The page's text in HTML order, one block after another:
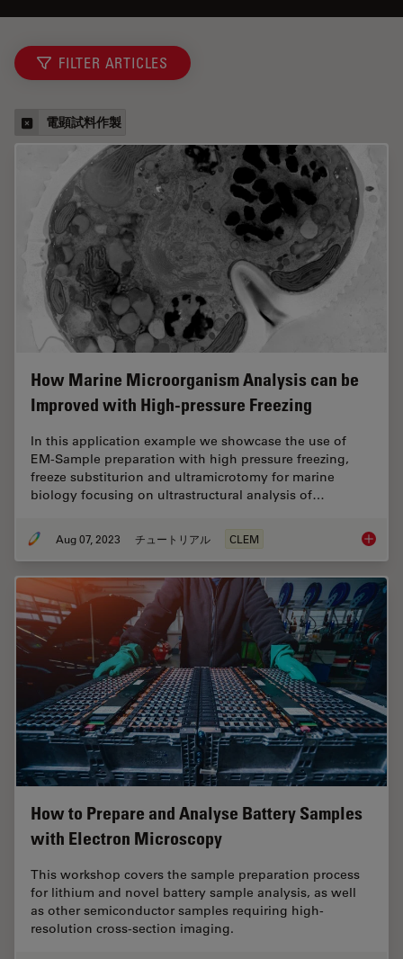
FILTER ARTICLES
電顕試料作製
How Marine Microorganism Analysis can be
Improved with High-pressure Freezing
In this application example we showcase the use of
EM-Sample preparation with high pressure freezing,
freeze substiturion and ultramicrotomy for marine
biology focusing on ultrastructural analysis of…
Aug 07, 2023 チュートリアル CLEM How
How to Prepare and Analyse Battery Samples
with Electron Microscopy
This workshop covers the sample preparation process
for lithium and novel battery sample analysis, as well
as other semiconductor samples requiring high-
resolution cross-section imaging.